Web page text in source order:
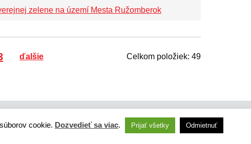
zelene na území Mesta Ružomberok
ďalšie Celkom položiek: 49
cookie. Dozvedieť sa viac. Prijať všetky Odmietnuť